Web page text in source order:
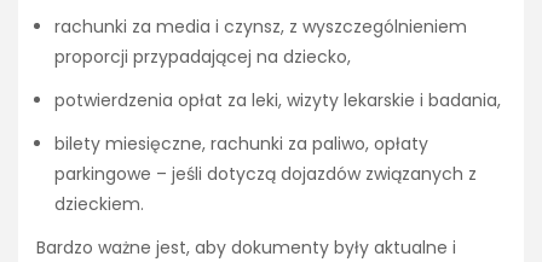
rachunki za media i czynsz, z wyszczególnieniem
proporcji przypadającej na dziecko,
potwierdzenia opłat za leki, wizyty lekarskie i badania,
bilety miesięczne, rachunki za paliwo, opłaty
parkingowe – jeśli dotyczą dojazdów związanych z
dzieckiem.
Bardzo ważne jest, aby dokumenty były aktualne i